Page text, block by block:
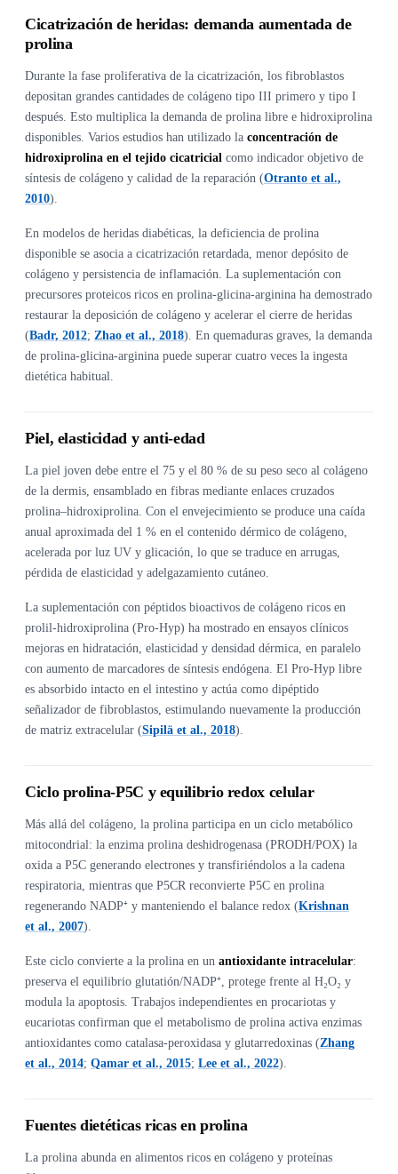
Cicatrización de heridas: demanda aumentada de
prolina
Durante la fase proliferativa de la cicatrización, los fibroblastos
depositan grandes cantidades de colágeno tipo III primero y tipo I
después. Esto multiplica la demanda de prolina libre e hidroxiprolina
disponibles. Varios estudios han utilizado la concentración de
hidroxiprolina en el tejido cicatricial como indicador objetivo de
síntesis de colágeno y calidad de la reparación (Otranto et al.,
2010).
En modelos de heridas diabéticas, la deficiencia de prolina
disponible se asocia a cicatrización retardada, menor depósito de
colágeno y persistencia de inflamación. La suplementación con
precursores proteicos ricos en prolina-glicina-arginina ha demostrado
restaurar la deposición de colágeno y acelerar el cierre de heridas
(Badr, 2012; Zhao et al., 2018). En quemaduras graves, la demanda
de prolina-glicina-arginina puede superar cuatro veces la ingesta
dietética habitual.
Piel, elasticidad y anti-edad
La piel joven debe entre el 75 y el 80 % de su peso seco al colágeno
de la dermis, ensamblado en fibras mediante enlaces cruzados
prolina–hidroxiprolina. Con el envejecimiento se produce una caída
anual aproximada del 1 % en el contenido dérmico de colágeno,
acelerada por luz UV y glicación, lo que se traduce en arrugas,
pérdida de elasticidad y adelgazamiento cutáneo.
La suplementación con péptidos bioactivos de colágeno ricos en
prolil-hidroxiprolina (Pro-Hyp) ha mostrado en ensayos clínicos
mejoras en hidratación, elasticidad y densidad dérmica, en paralelo
con aumento de marcadores de síntesis endógena. El Pro-Hyp libre
es absorbido intacto en el intestino y actúa como dipéptido
señalizador de fibroblastos, estimulando nuevamente la producción
de matriz extracelular (Sipilä et al., 2018).
Ciclo prolina-P5C y equilibrio redox celular
Más allá del colágeno, la prolina participa en un ciclo metabólico
mitocondrial: la enzima prolina deshidrogenasa (PRODH/POX) la
oxida a P5C generando electrones y transfiriéndolos a la cadena
respiratoria, mientras que P5CR reconvierte P5C en prolina
regenerando NADP⁺ y manteniendo el balance redox (Krishnan
et al., 2007).
Este ciclo convierte a la prolina en un antioxidante intracelular:
preserva el equilibrio glutatión/NADP⁺, protege frente al H₂O₂ y
modula la apoptosis. Trabajos independientes en procariotas y
eucariotas confirman que el metabolismo de prolina activa enzimas
antioxidantes como catalasa-peroxidasa y glutarredoxinas (Zhang
et al., 2014; Qamar et al., 2015; Lee et al., 2022).
Fuentes dietéticas ricas en prolina
La prolina abunda en alimentos ricos en colágeno y proteínas